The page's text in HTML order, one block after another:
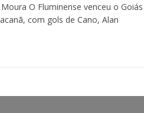
O Fluminense venceu o
com gols de Cano, Alan